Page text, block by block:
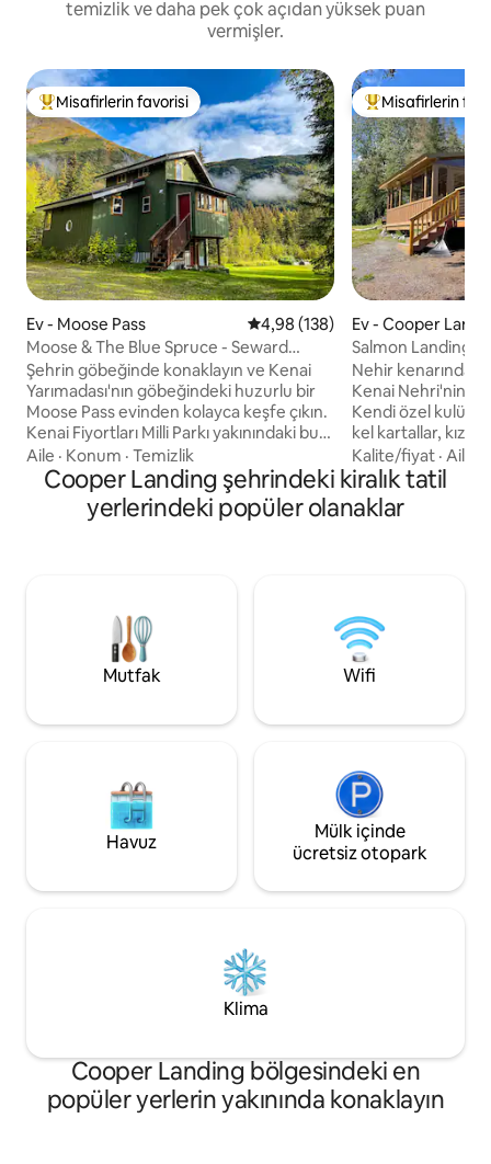
temizlik ve daha pek çok açıdan yüksek puan
vermişler.
Misafirlerin favorilerinden en beğenilenler arasında
Misafirlerin favorisi
Ev - Moose Pass 5 üzerinden ortalama 4,98
4,98 (138)
Moose & The Blue Spruce - Seward
yakınında merkezi bir yer
Şehrin göbeğinde konaklayın ve Kenai
Yarımadası'nın göbeğindeki huzurlu bir
Moose Pass evinden kolayca keşfe çıkın.
Kenai Fiyortları Milli Parkı yakınındaki bu
uygun konumdan Seward, Cooper
Landing, Soldotna, Whittier ve Hope’u
ziyaret edin. 4 kişiye kadar konaklama
sağlayan bu sessiz ev, Seward Otoyolu
kendinizi gerçekten evinizdeymiş gibi
hissettiğiniz samimi bir yer.
Aile · Konum · Temizlik
Misafirlerin
Misafirlerin
Ev - Cooper
Salmon Landing -
Nehir kenarındaki
Kenai Nehri'nin
Kendi özel
kel kartallar, kızıl
gökkuşağı
dağ keçisi ve
ve sürüklenen
hayatının
tadını çıkararak
çıkaracaksınız.
Kalite/fiyat ·Aile
Cooper Landing şehrindeki kiralık tatil
yerlerindeki popüler olanaklar
Mutfak Wifi
Havuz
Mülk içinde
ücretsiz otopark
Klima
Cooper Landing bölgesindeki en
popüler yerlerin yakınında konaklayın